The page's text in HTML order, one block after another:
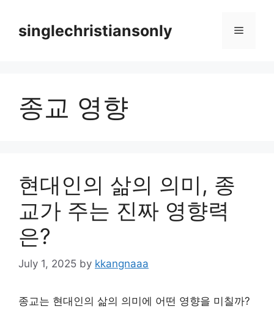
contentsinglechristiansonly Menu
종교 영향
현대인의 삶의 의미, 종
교가 주는 진짜 영향력
은?
July 1, 2025 by kkangnaaa
종교는 현대인의 삶의 의미에 어떤 영향을 미칠까?